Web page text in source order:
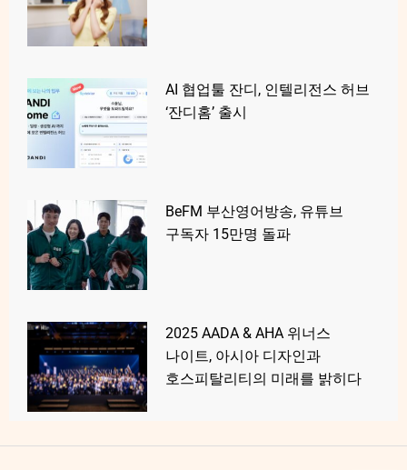
AI 협업툴 잔디, 인텔리전스 허브
‘잔디홈’ 출시
BeFM 부산영어방송, 유튜브
구독자 15만명 돌파
2025 AADA & AHA 위너스
나이트, 아시아 디자인과
호스피탈리티의 미래를 밝히다